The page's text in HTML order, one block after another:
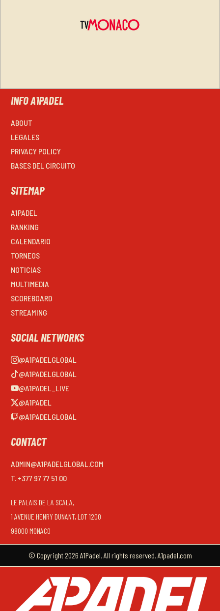
INFO A1PADEL
ABOUT
LEGALES
PRIVACY POLICY
BASES DEL CIRCUITO
SITEMAP
A1PADEL
RANKING
CALENDARIO
TORNEOS
NOTICIAS
MULTIMEDIA
SCOREBOARD
STREAMING
SOCIAL NETWORKS
@A1PADELGLOBAL
@A1PADELGLOBAL
@A1PADEL_LIVE
@A1PADEL
@A1PADELGLOBAL
CONTACT
ADMIN@A1PADELGLOBAL.COM
T. +377 97 77 51 00
LE PALAIS DE LA SCALA,
1 AVENUE HENRY DUNANT, LOT 1200
98000 MONACO
© Copyright 2026 A1Padel. All rights reserved. A1padel.com